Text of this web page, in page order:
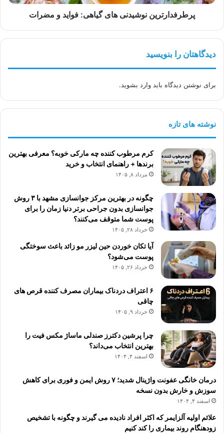
پرطرفدارترین نوشیدنی های گیاهی: فواید و مضرات
دیدگاهتان را بنویسید
برای نوشتن دیدگاه باید وارد بشوید.
نوشته های تازه
کرم مرطوب کننده چه مارکی خوبه؟ معرفی بهترین
برندها + راهنمای انتخاب و خرید
مرداد ۸, ۱۴۰۵
چگونه در بهترین مرکز جوانسازی مشهد با ۳ روش
جوانسازی بدون جراحی برتر دنیا زمان را برای
پوست شما متوقف می‌کنند؟
خرداد ۲۸, ۱۴۰۵
آیا تکان خوردن حین لیزر مو زائد باعث سوختگی
پوست می‌شود؟
خرداد ۲۶, ۱۴۰۵
۶ اعتراف دردناک بیماران مصرف کننده قرص های
چاقی
خرداد ۹, ۱۴۰۵
چرا پرشین دکترز صندلی ماساژ مکس فیت را
بهترین انتخاب می‌داند؟
اسفند ۴, ۱۴۰۴
درمان خانگی عفونت واژینال شدید؛ ۷ روش ایمن و فوری برای کاهش
سوزش و خارش بدون نسخه
اسفند ۴, ۱۴۰۴
علائم اولیه آلزایمر که اکثر افراد نادیده می گیرند و چگونه با تشخیص
زودهنگام روند بیماری را کند کنیم